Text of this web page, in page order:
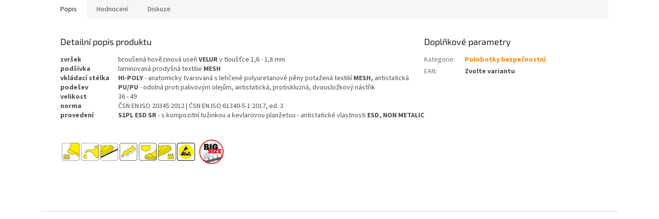
Popis Hodnocení Diskuze
Detailní popis produktu
svršek broušená hovězinová useň VELURv tloušťce 1,6 - 1,8 mm
podšívka
laminovaná prodyšná textilie MESH
vkládací stélka HI-POLY- anatomicky tvarovaná s lehčené polyuretanové pěny potažená textiliíMESH, antistatická
podešev
PU/PU - odolná proti palivovým olejům, antistatická, protiskluzná, dvousložkový nástřik
velikost
36 - 49
norma
ČSN EN ISO 20345:2012 | ČSN EN ISO 61340-5-1:2017, ed. 3
provedení
S1PL ESD SR- s kompozitní tužinkou a kevlarovou planžetou - antistatické vlastnosti ESD, NON METALIC
Doplňkové parametry
Kategorie:
Polobotky bezpečnostní
EAN: Zvolte variantu